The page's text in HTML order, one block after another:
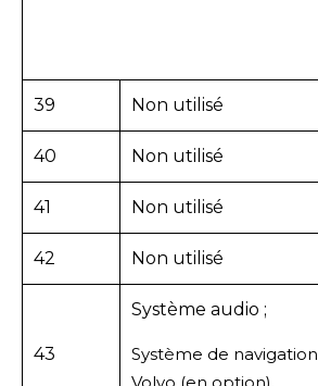
39 Non utilisé
40 Non utilisé
41 Non utilisé
42 Non utilisé
43
Système audio ;
Système de navigation